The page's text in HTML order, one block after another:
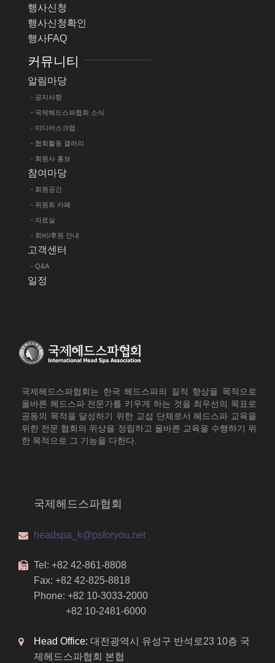
행사신청
행사신청확인
행사FAQ
커뮤니티
알림마당
- 공지사항
- 국제헤드스파협회 소식
- 미디어스크랩
- 협회활동 갤러리
- 회원사 홍보
참여마당
- 회원공간
- 위원회 카페
- 자료실
- 회비/후원 안내
고객센터
- Q&A
일정
국제헤드스파협회는 한국 헤드스파의 질적 향상을 목적으로
올바른 헤드스파 전문가를 키우게 하는 것을 최우선의 목표로
공동의 목적을 달성하기 위한 교섭 단체로서 헤드스파 교육을
위한 전문 협회의 위상을 정립하고 올바른 교육을 수행하기 위
한 목적으로 그 기능을 다한다.
국제헤드스파협회
headspa_k@psforyou.net
Tel: +82 42-861-8808
Fax: +82 42-825-8818
Phone: +82 10-3033-2000
+82 10-2481-6000
Head Office: 대전광역시 유성구 반석로23 10층 국
제헤드스파협회 본협